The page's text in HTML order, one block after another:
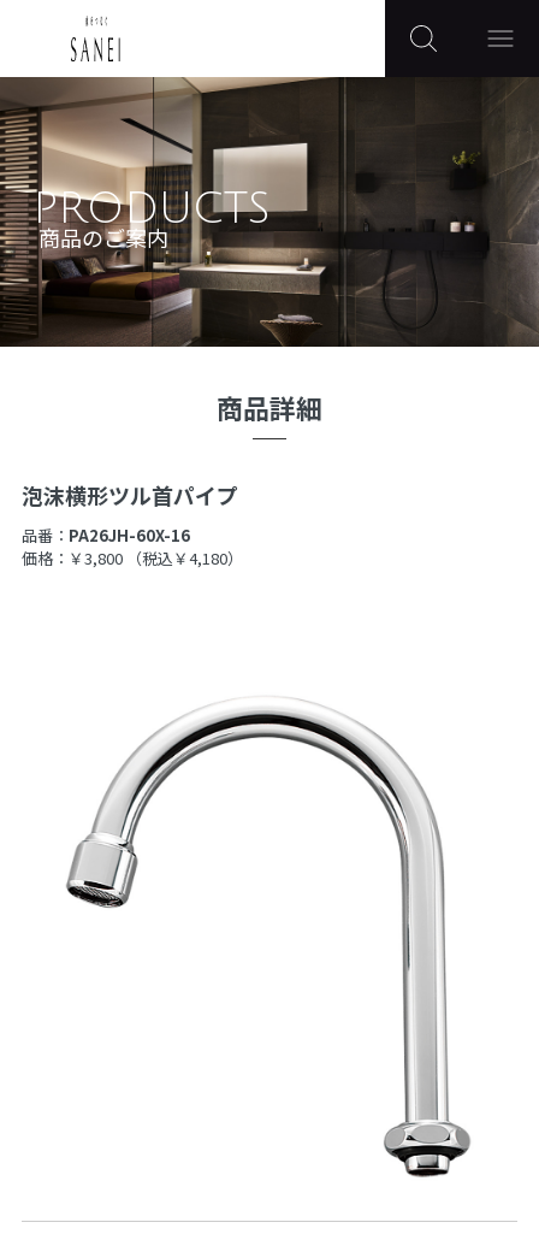
PRODUCTS
商品のご案内
商品詳細
泡沫横形ツル首パイプ
品番： PA26JH-60X-16
価格：￥3,800
（税込￥4,180）